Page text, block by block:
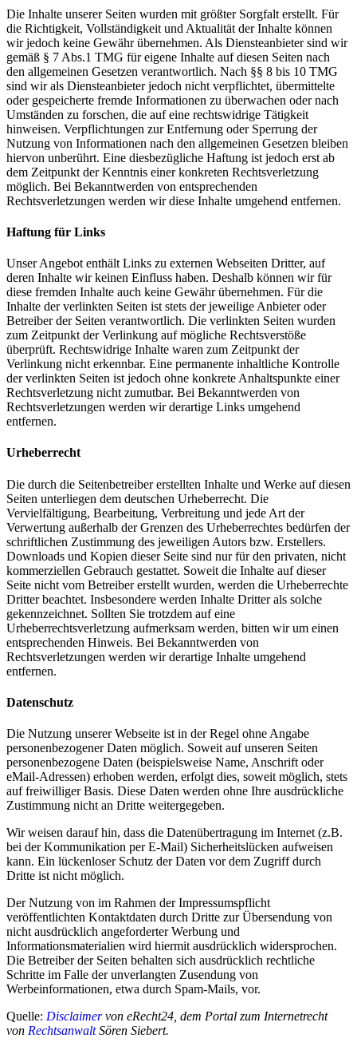
Die Inhalte unserer Seiten wurden mit größter Sorgfalt erstellt. Für
die Richtigkeit, Vollständigkeit und Aktualität der Inhalte können
wir jedoch keine Gewähr übernehmen. Als Diensteanbieter sind wir
gemäß § 7 Abs.1 TMG für eigene Inhalte auf diesen Seiten nach
den allgemeinen Gesetzen verantwortlich. Nach §§ 8 bis 10 TMG
sind wir als Diensteanbieter jedoch nicht verpflichtet, übermittelte
oder gespeicherte fremde Informationen zu überwachen oder nach
Umständen zu forschen, die auf eine rechtswidrige Tätigkeit
hinweisen. Verpflichtungen zur Entfernung oder Sperrung der
Nutzung von Informationen nach den allgemeinen Gesetzen bleiben
hiervon unberührt. Eine diesbezügliche Haftung ist jedoch erst ab
dem Zeitpunkt der Kenntnis einer konkreten Rechtsverletzung
möglich. Bei Bekanntwerden von entsprechenden
Rechtsverletzungen werden wir diese Inhalte umgehend entfernen.
Haftung für Links
Unser Angebot enthält Links zu externen Webseiten Dritter, auf
deren Inhalte wir keinen Einfluss haben. Deshalb können wir für
diese fremden Inhalte auch keine Gewähr übernehmen. Für die
Inhalte der verlinkten Seiten ist stets der jeweilige Anbieter oder
Betreiber der Seiten verantwortlich. Die verlinkten Seiten wurden
zum Zeitpunkt der Verlinkung auf mögliche Rechtsverstöße
überprüft. Rechtswidrige Inhalte waren zum Zeitpunkt der
Verlinkung nicht erkennbar. Eine permanente inhaltliche Kontrolle
der verlinkten Seiten ist jedoch ohne konkrete Anhaltspunkte einer
Rechtsverletzung nicht zumutbar. Bei Bekanntwerden von
Rechtsverletzungen werden wir derartige Links umgehend
entfernen.
Urheberrecht
Die durch die Seitenbetreiber erstellten Inhalte und Werke auf diesen
Seiten unterliegen dem deutschen Urheberrecht. Die
Vervielfältigung, Bearbeitung, Verbreitung und jede Art der
Verwertung außerhalb der Grenzen des Urheberrechtes bedürfen der
schriftlichen Zustimmung des jeweiligen Autors bzw. Erstellers.
Downloads und Kopien dieser Seite sind nur für den privaten, nicht
kommerziellen Gebrauch gestattet. Soweit die Inhalte auf dieser
Seite nicht vom Betreiber erstellt wurden, werden die Urheberrechte
Dritter beachtet. Insbesondere werden Inhalte Dritter als solche
gekennzeichnet. Sollten Sie trotzdem auf eine
Urheberrechtsverletzung aufmerksam werden, bitten wir um einen
entsprechenden Hinweis. Bei Bekanntwerden von
Rechtsverletzungen werden wir derartige Inhalte umgehend
entfernen.
Datenschutz
Die Nutzung unserer Webseite ist in der Regel ohne Angabe
personenbezogener Daten möglich. Soweit auf unseren Seiten
personenbezogene Daten (beispielsweise Name, Anschrift oder
eMail-Adressen) erhoben werden, erfolgt dies, soweit möglich, stets
auf freiwilliger Basis. Diese Daten werden ohne Ihre ausdrückliche
Zustimmung nicht an Dritte weitergegeben.
Wir weisen darauf hin, dass die Datenübertragung im Internet (z.B.
bei der Kommunikation per E-Mail) Sicherheitslücken aufweisen
kann. Ein lückenloser Schutz der Daten vor dem Zugriff durch
Dritte ist nicht möglich.
Der Nutzung von im Rahmen der Impressumspflicht
veröffentlichten Kontaktdaten durch Dritte zur Übersendung von
nicht ausdrücklich angeforderter Werbung und
Informationsmaterialien wird hiermit ausdrücklich widersprochen.
Die Betreiber der Seiten behalten sich ausdrücklich rechtliche
Schritte im Falle der unverlangten Zusendung von
Werbeinformationen, etwa durch Spam-Mails, vor.
Quelle: Disclaimervon eRecht24, dem Portal zum Internetrecht
von RechtsanwaltSören Siebert.